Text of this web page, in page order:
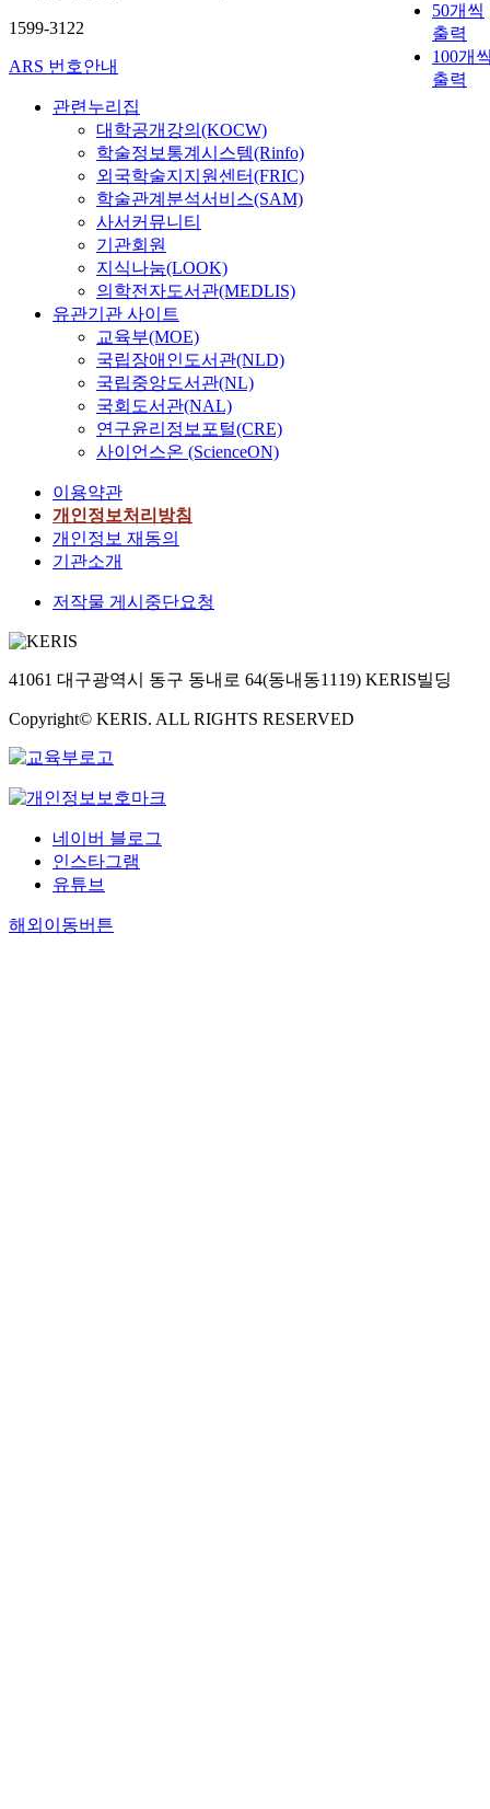
50개씩
출력
100개
출력
1599-3122
ARS 번호안내
관련누리집
대학공개강의(KOCW)
학술정보통계시스템(Rinfo)
외국학술지지원센터(FRIC)
학술관계분석서비스(SAM)
사서커뮤니티
기관회원
지식나눔(LOOK)
의학전자도서관(MEDLIS)
유관기관 사이트
교육부(MOE)
국립장애인도서관(NLD)
국립중앙도서관(NL)
국회도서관(NAL)
연구윤리정보포털(CRE)
사이언스온 (ScienceON)
이용약관
개인정보처리방침
개인정보 재동의
기관소개
저작물 게시중단요청
41061 대구광역시 동구 동내로 64(동내동1119) KERIS빌딩
Copyright© KERIS. ALL RIGHTS RESERVED
네이버 블로그
인스타그램
유튜브
해외이동버튼